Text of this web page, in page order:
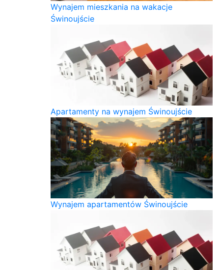
Wynajem mieszkania na wakacje
Świnoujście
Apartamenty na wynajem Świnoujście
Wynajem apartamentów Świnoujście